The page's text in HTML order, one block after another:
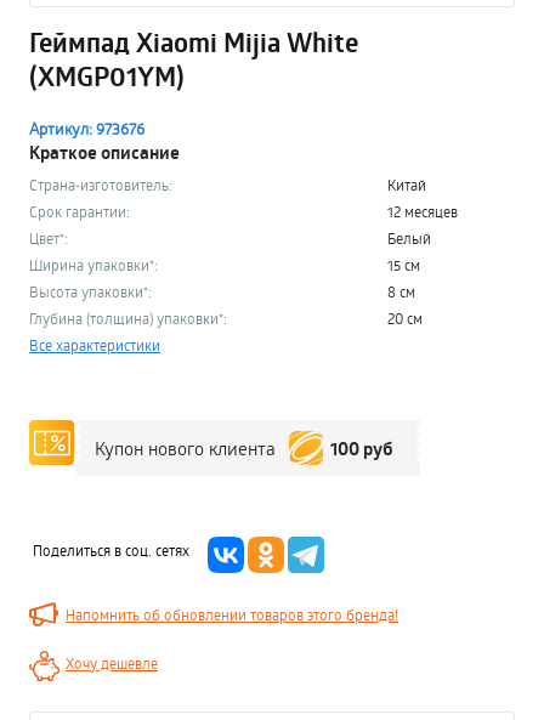
Геймпад Xiaomi Mijia White
(XMGP01YM)
Артикул: 973676
Краткое описание
Страна-изготовитель:
Китай
Срок гарантии:
12 месяцев
Цвет*:
Белый
Ширина упаковки*:
15 см
Высота упаковки*:
8 см
Глубина (толщина) упаковки*:
20 см
Все характеристики
Купон нового клиента 100 руб
Поделиться в соц. сетях
Напомнить об обновлении товаров этого бренда!
Хочу дешевле